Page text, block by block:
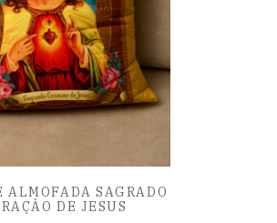
ALMOFADA SAGRADO
DE JESUS